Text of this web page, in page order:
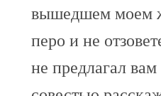
вышедшем моем
перо и не
не предлагал